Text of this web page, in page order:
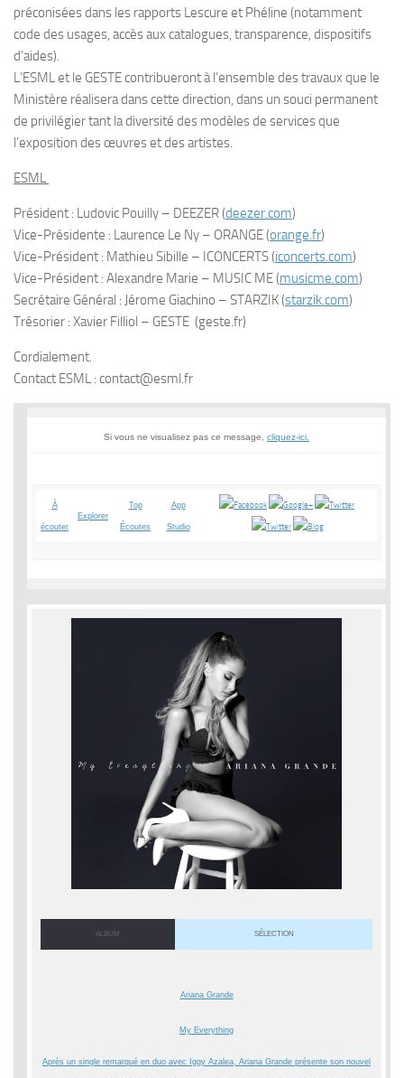
préconisées dans les rapports Lescure et Phéline (notamment
code des usages, accès aux catalogues, transparence, dispositifs
d’aides).
L’ESML et le GESTE contribueront à l’ensemble des travaux que le
Ministère réalisera dans cette direction, dans un souci permanent
de privilégier tant la diversité des modèles de services que
l’exposition des œuvres et des artistes.
ESML
Président : Ludovic Pouilly – DEEZER (deezer.com)
Vice-Présidente : Laurence Le Ny – ORANGE (orange.fr)
Vice-Président : Mathieu Sibille – ICONCERTS (iconcerts.com)
Vice-Président : Alexandre Marie – MUSIC ME (musicme.com)
Secrétaire Général : Jérome Giachino – STARZIK (starzik.com)
Trésorier : Xavier Filliol – GESTE (geste.fr)
Cordialement.
Contact ESML : contact@esml.fr
Si vous ne visualisez pas ce message, cliquez-ici.
À
écouter
Explorer
Top
Écoutes
App
Studio
ALBUM SÉLECTION
Ariana Grande
My Everything
Après un single remarqué en duo avec Iggy Azalea, Ariana Grande présente son nouvel